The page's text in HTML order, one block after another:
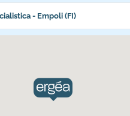
più vicina a te
- Empoli (FI)
Ecomedica Specialistica.